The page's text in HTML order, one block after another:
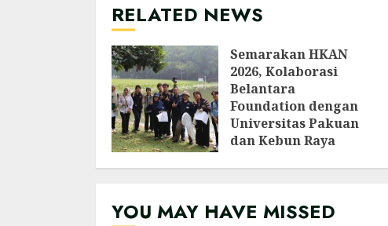
RELATED NEWS
Semarakan HKAN
2026, Kolaborasi
Belantara
Foundation dengan
Universitas Pakuan
dan Kebun Raya
Pendataan Fauna-
YOU MAY HAVE MISSED